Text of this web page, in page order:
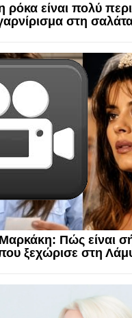
η ρόκα είναι πολύ
στη
Πώς είναι
ξεχώρισε στη